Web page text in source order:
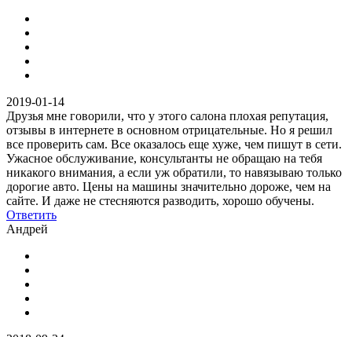
2019-01-14
Друзья мне говорили, что у этого салона плохая репутация,
отзывы в интернете в основном отрицательные. Но я решил
все проверить сам. Все оказалось еще хуже, чем пишут в сети.
Ужасное обслуживание, консультанты не обращаю на тебя
никакого внимания, а если уж обратили, то навязываю только
дорогие авто. Цены на машины значительно дороже, чем на
сайте. И даже не стесняются разводить, хорошо обучены.
Ответить
Андрей